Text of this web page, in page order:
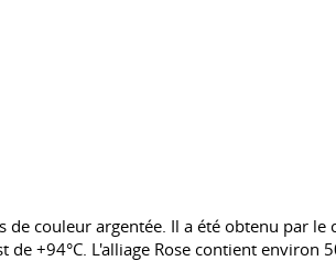
couleur argentée. Il a été obtenu par
+94°C. L'alliage Rose contient environ